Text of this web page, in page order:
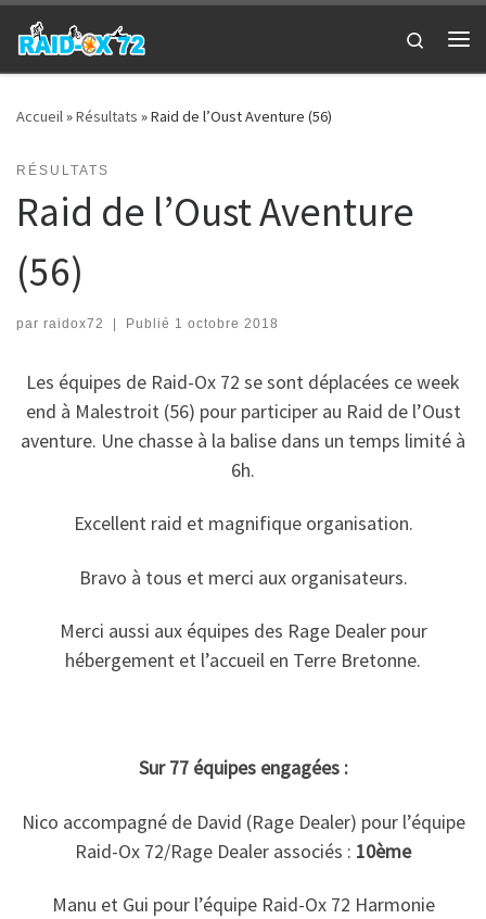
Passer au contenu
Search
Accueil»Résultats »Raid de l’Oust Aventure (56)
RÉSULTATS
Raid de l’Oust Aventure
(56)
par raidox72 | Publié 1 octobre 2018
Les équipes de Raid-Ox 72 se sont déplacées ce week
end à Malestroit (56) pour participer au Raid de l’Oust
aventure. Une chasse à la balise dans un temps limité à
6h.
Excellent raid et magnifique organisation.
Bravo à tous et merci aux organisateurs.
Merci aussi aux équipes des Rage Dealer pour
hébergement et l’accueil en Terre Bretonne.
Sur 77 équipes engagées :
Nico accompagné de David (Rage Dealer) pour l’équipe
Raid-Ox 72/Rage Dealer associés : 10ème
Manu et Gui pour l’équipe Raid-Ox 72 Harmonie